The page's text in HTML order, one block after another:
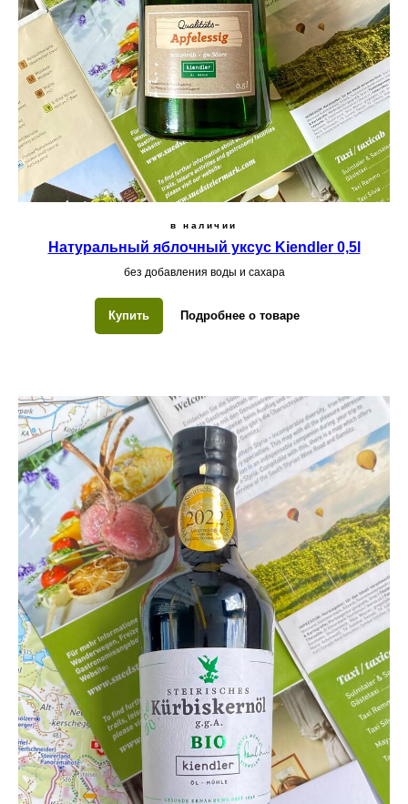
в наличии
Натуральный яблочный уксус Kiendler 0,5l
без добавления воды и сахара
Купить Подробнее о товаре